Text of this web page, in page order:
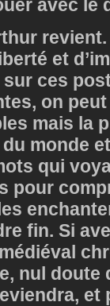
avec le
et
ces
on
mais la
monde
qui
pour
fin. Si
nul doute
et